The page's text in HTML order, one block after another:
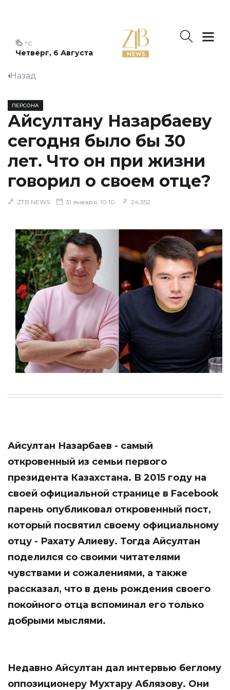
Четверг, 6 Августа
°C
Назад
ПЕРСОНА
Айсултану Назарбаеву
сегодня было бы 30
лет. Что он при жизни
говорил о своем отце?
ZTB NEWS 31 января, 10:10 24,352
Айсултан Назарбаев - самый
откровенный из семьи первого
президента Казахстана. В 2015 году на
своей официальной странице в Facebook
парень опубликовал откровенный пост,
который посвятил своему официальному
отцу - Рахату Алиеву. Тогда Айсултан
поделился со своими читателями
чувствами и сожалениями, а также
рассказал, что в день рождения своего
покойного отца вспоминал его только
добрыми мыслями.
Недавно Айсултан дал интервью беглому
оппозиционеру Мухтару Аблязову. Они